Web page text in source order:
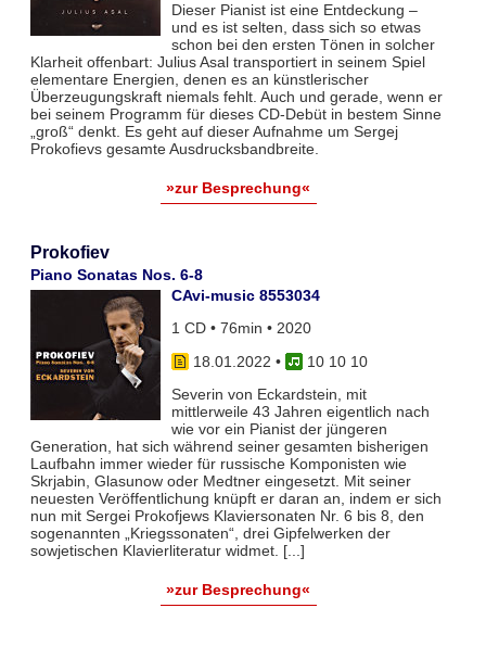
Dieser Pianist ist eine Entdeckung –
und es ist selten, dass sich so etwas
schon bei den ersten Tönen in solcher
Klarheit offenbart: Julius Asal transportiert in seinem Spiel
elementare Energien, denen es an künstlerischer
Überzeugungskraft niemals fehlt. Auch und gerade, wenn er
bei seinem Programm für dieses CD-Debüt in bestem Sinne
„groß“ denkt. Es geht auf dieser Aufnahme um Sergej
Prokofievs gesamte Ausdrucksbandbreite.
»zur Besprechung«
Prokofiev
Piano Sonatas Nos. 6-8
CAvi-music 8553034
1 CD • 76min • 2020
18.01.2022 •
10 10 10
Severin von Eckardstein, mit
mittlerweile 43 Jahren eigentlich nach
wie vor ein Pianist der jüngeren
Generation, hat sich während seiner gesamten bisherigen
Laufbahn immer wieder für russische Komponisten wie
Skrjabin, Glasunow oder Medtner eingesetzt. Mit seiner
neuesten Veröffentlichung knüpft er daran an, indem er sich
nun mit Sergei Prokofjews Klaviersonaten Nr. 6 bis 8, den
sogenannten „Kriegssonaten“, drei Gipfelwerken der
sowjetischen Klavierliteratur widmet. [...]
»zur Besprechung«